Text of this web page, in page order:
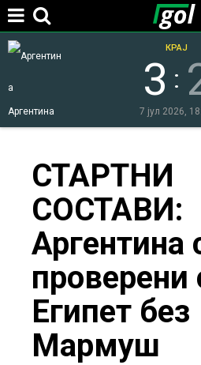
Jump to
Аргентина
3 :
КРАЈ
7 јул 2026,
here
СТАРТНИ
СОСТАВИ:
Аргентина
проверени
Египет без
Мармуш